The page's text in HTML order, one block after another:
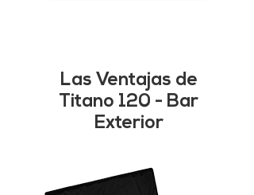
Las Ventajas de
Titano 120 - Bar
Exterior